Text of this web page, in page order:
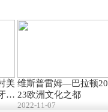
美
利
维斯普雷姆—巴拉顿20
23欧洲文化之都
2022-11-07